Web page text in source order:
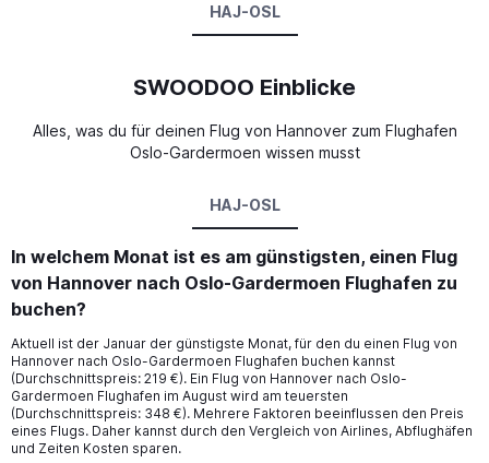
HAJ-OSL
SWOODOO Einblicke
Alles, was du für deinen Flug von Hannover zum Flughafen
Oslo-Gardermoen wissen musst
HAJ-OSL
In welchem Monat ist es am günstigsten, einen Flug
von Hannover nach Oslo-Gardermoen Flughafen zu
buchen?
Aktuell ist der Januar der günstigste Monat, für den du einen Flug von
Hannover nach Oslo-Gardermoen Flughafen buchen kannst
(Durchschnittspreis: 219 €). Ein Flug von Hannover nach Oslo-
Gardermoen Flughafen im August wird am teuersten
(Durchschnittspreis: 348 €). Mehrere Faktoren beeinflussen den Preis
eines Flugs. Daher kannst durch den Vergleich von Airlines, Abflughäfen
und Zeiten Kosten sparen.